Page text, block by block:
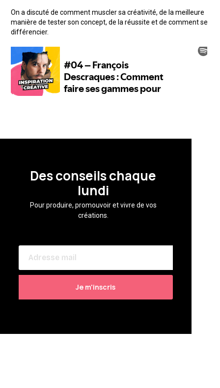
On a discuté de comment muscler sa créativité, de la meilleure
manière de tester son concept, de la réussite et de comment se
différencier.
Des conseils chaque
lundi
Pour produire, promouvoir et vivre de vos
créations.